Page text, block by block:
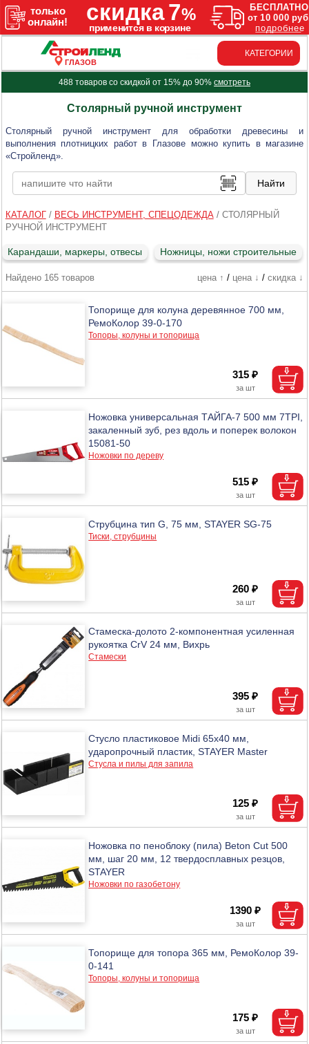
ГЛАЗОВ
КАТЕГОРИИ
488 товаров со скидкой от 15% до 90% смотреть
Столярный ручной инструмент
Столярный ручной инструмент для обработки древесины и
выполнения плотницких работ в Глазове можно купить в магазине
«Стройленд».
КАТАЛОГ/ ВЕСЬ ИНСТРУМЕНТ, СПЕЦОДЕЖДА/ СТОЛЯРНЫЙ
РУЧНОЙ ИНСТРУМЕНТ
Карандаши, маркеры, отвесы Ножницы, ножи строительные
Найдено 165 товаров цена ↑ / цена ↓ / скидка ↓
Топорище для колуна деревянное 700 мм,
РемоКолор 39-0-170
Топоры, колуны и топорища
315 ₽
Ножовка универсальная ТАЙГА-7 500 мм 7TPI,
закаленный зуб, рез вдоль и поперек волокон
15081-50
Ножовки по дереву
515 ₽
Струбцина тип G, 75 мм, STAYER SG-75
Тиски, струбцины
260 ₽
Стамеска-долото 2-компонентная усиленная
рукоятка CrV 24 мм, Вихрь
Стамески
395 ₽
Стусло пластиковое Midi 65х40 мм,
ударопрочный пластик, STAYER Master
Стусла и пилы для запила
125 ₽
Ножовка по пеноблоку (пила) Beton Cut 500
мм, шаг 20 мм, 12 твердосплавных резцов,
STAYER
Ножовки по газобетону
1390 ₽
Топорище для топора 365 мм, РемоКолор 39-
0-141
Топоры, колуны и топорища
175 ₽